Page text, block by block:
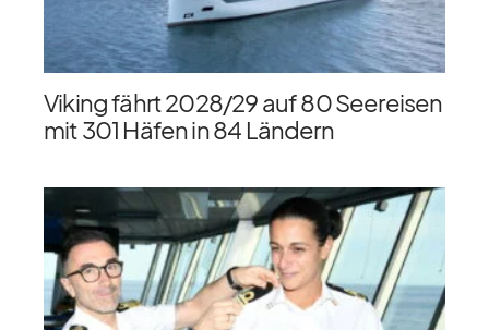
Viking fährt 2028/​29 auf 80 Seereisen
mit 301 Häfen in 84 Ländern